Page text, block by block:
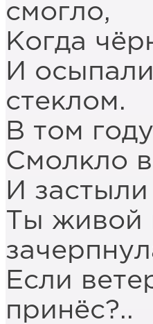
смогло,
Когда
И
стеклом.
В том
Смолкло
И
Ты живой
Если
принёс?..